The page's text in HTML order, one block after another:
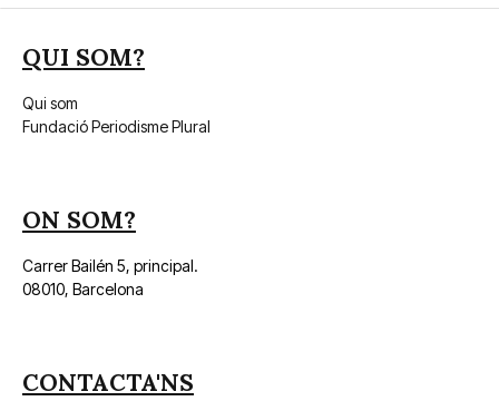
QUI SOM?
Qui som
Fundació Periodisme Plural
ON SOM?
Carrer Bailén 5, principal.
08010, Barcelona
CONTACTA'NS